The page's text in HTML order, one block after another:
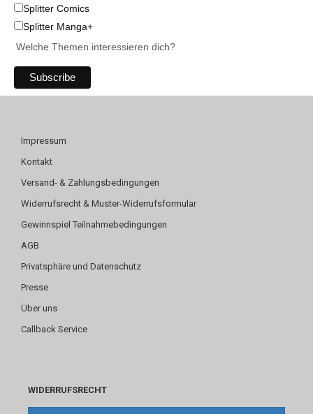
Splitter Comics
Splitter Manga+
Welche Themen interessieren dich?
Impressum
Kontakt
Versand- & Zahlungsbedingungen
Widerrufsrecht & Muster-Widerrufsformular
Gewinnspiel Teilnahmebedingungen
AGB
Privatsphäre und Datenschutz
Presse
Über uns
Callback Service
WIDERRUFSRECHT